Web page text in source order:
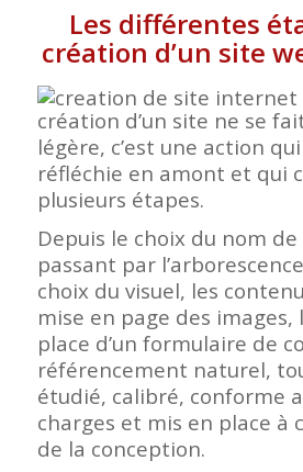
Les différentes
création d’un site
création d’un site ne se
légère, c’est une action
réfléchie en amont et qui
plusieurs étapes.
Depuis le choix du nom
passant par
choix du visuel, les
mise en page des images,
place d’un formulaire de
référencement naturel,
étudié, calibré, conforme
charges et mis en place à
de la conception.